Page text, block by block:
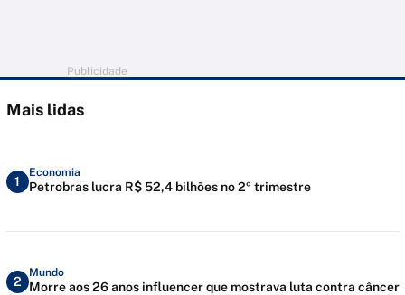
Publicidade
Mais lidas
1
Economia
Petrobras lucra R$ 52,4 bilhões no 2º trimestre
2
Mundo
Morre aos 26 anos influencer que mostrava luta contra câncer